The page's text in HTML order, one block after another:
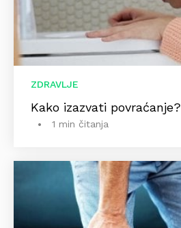
ZDRAVLJE
Kako izazvati povraćanje?
1 min čitanja